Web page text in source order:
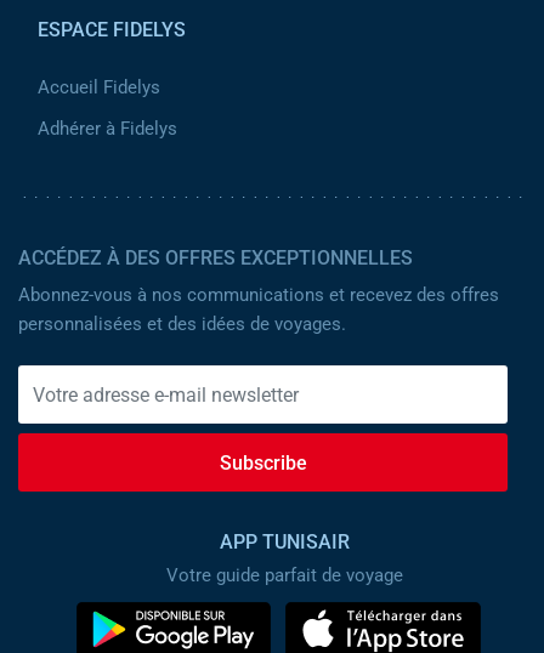
ESPACE FIDELYS
Accueil Fidelys
Adhérer à Fidelys
ACCÉDEZ À DES OFFRES EXCEPTIONNELLES
Abonnez-vous à nos communications et recevez des offres
personnalisées et des idées de voyages.
Subscribe
APP TUNISAIR
Votre guide parfait de voyage